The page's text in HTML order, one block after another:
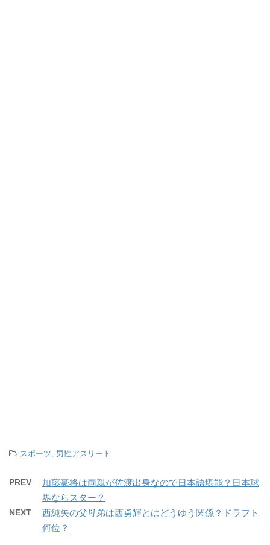
-スポーツ, 男性アスリート
PREV
加藤豪将は両親が佐渡出身なので日本語堪能？日本球
界ならスター？
NEXT
西純矢の父母弟は西勇輝とはどうゆう関係？ドラフト
何位？